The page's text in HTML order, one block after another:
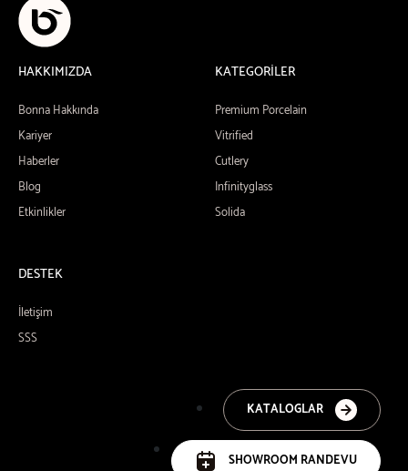
HAKKIMIZDA
Bonna Hakkında
Kariyer
Haberler
Blog
Etkinlikler
KATEGORİLER
Premium Porcelain
Vitrified
Cutlery
Infinityglass
Solida
DESTEK
İletişim
SSS
KATALOGLAR
SHOWROOM RANDEVU